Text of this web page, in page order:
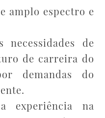
amplo espectro e
necessidades de
de carreira do
demandas do
experiência na